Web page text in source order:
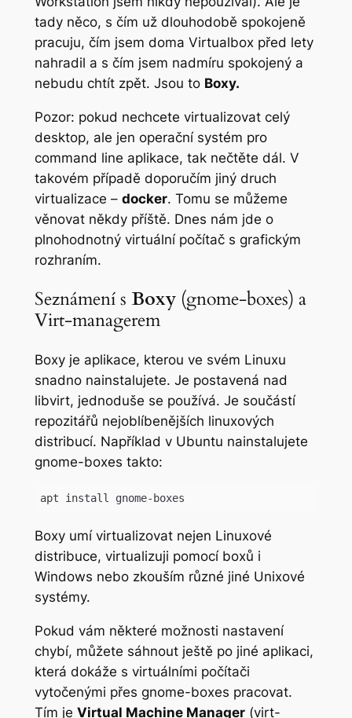
tady něco, s čím už dlouhodobě spokojeně
pracuju, čím jsem doma Virtualbox před lety
nahradil a s čím jsem nadmíru spokojený a
nebudu chtít zpět. Jsou to Boxy.
Pozor: pokud nechcete virtualizovat celý
desktop, ale jen operační systém pro
command line aplikace, tak nečtěte dál. V
takovém případě doporučím jiný druch
virtualizace – docker. Tomu se můžeme
věnovat někdy příště. Dnes nám jde o
plnohodnotný virtuální počítač s grafickým
rozhraním.
Seznámení s Boxy(gnome-boxes) a
Virt-managerem
Boxy je aplikace, kterou ve svém Linuxu
snadno nainstalujete. Je postavená nad
libvirt, jednoduše se používá. Je součástí
repozitářů nejoblíbenějších linuxových
distribucí. Například v Ubuntu nainstalujete
gnome-boxes takto:
apt install gnome-boxes
Boxy umí virtualizovat nejen Linuxové
distribuce, virtualizuji pomocí boxů i
Windows nebo zkouším různé jiné Unixové
systémy.
Pokud vám některé možnosti nastavení
chybí, můžete sáhnout ještě po jiné aplikaci,
která dokáže s virtuálními počítači
vytočenými přes gnome-boxes pracovat.
Tím je Virtual Machine Manager(virt-